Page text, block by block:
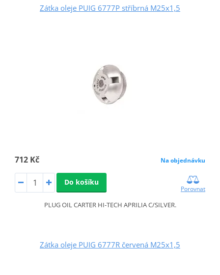
Zátka oleje PUIG 6777P stříbrná M25x1,5
712 Kč Na objednávku
Do košíku
Porovnat
PLUG OIL CARTER HI-TECH APRILIA C/SILVER.
Zátka oleje PUIG 6777R červená M25x1,5